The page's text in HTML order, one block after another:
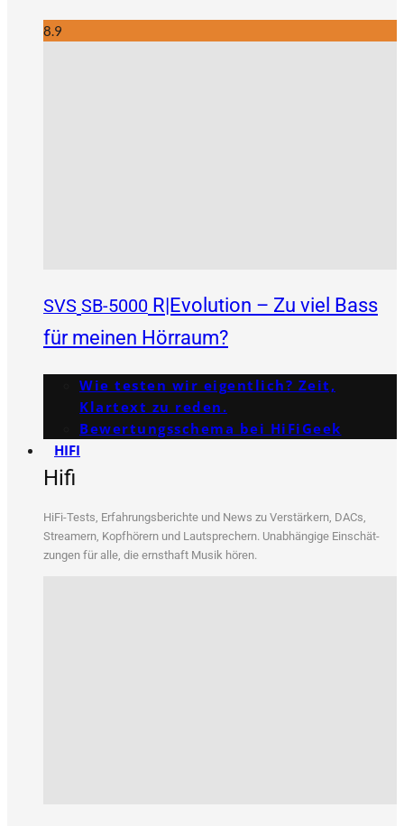
8.9
SVS SB-5000 R|Evolution – Zu viel Bass
für meinen Hörraum?
Wie testen wir eigentlich? Zeit,
Klartext zu reden.
Bewertungs­schema bei HiFiGeek
HIFI
Hifi
HiFi-Tests, Erfah­rungs­be­rich­te und News zu Ver­stär­kern, DACs,
Strea­mern, Kopf­hö­rern und Laut­spre­chern. Unab­hän­gi­ge Ein­schät­
zun­gen für alle, die ernst­haft Musik hören.